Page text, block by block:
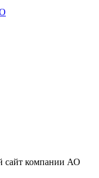
сайт компании АО